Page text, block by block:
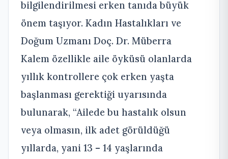
bilgilendirilmesi erken tanıda büyük
önem taşıyor. Kadın Hastalıkları ve
Doğum Uzmanı Doç. Dr. Müberra
Kalem özellikle aile öyküsü olanlarda
yıllık kontrollere çok erken yaşta
başlanması gerektiği uyarısında
bulunarak, “Ailede bu hastalık olsun
veya olmasın, ilk adet görüldüğü
yıllarda, yani 13 – 14 yaşlarında